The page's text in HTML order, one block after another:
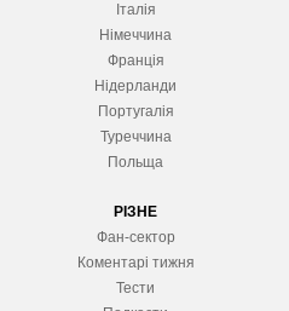
Італія
Німеччина
Франція
Нідерланди
Португалія
Туреччина
Польща
РІЗНЕ
Фан-сектор
Коментарі тижня
Тести